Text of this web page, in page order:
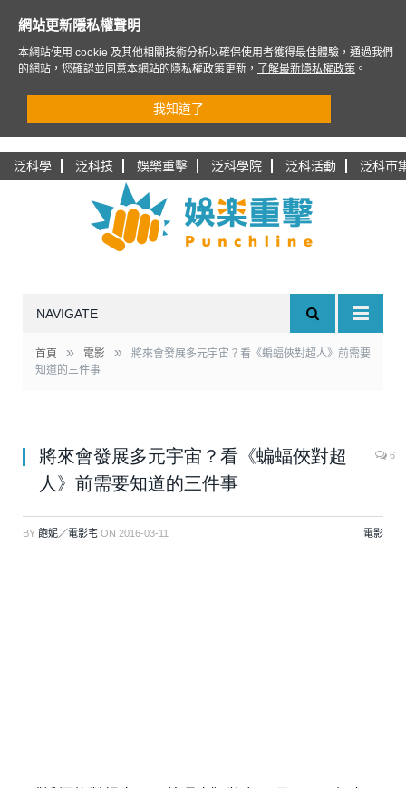
泛科學 泛科技 娛樂重擊 泛科學院 泛科活動 泛科市
NAVIGATE
首頁 » 電影 »
將來會發展多元宇宙？看《蝙蝠俠對超人》前需要
知道的三件事
將來會發展多元宇宙？看《蝙蝠俠對超
人》前需要知道的三件事
6
BY 飽妮／電影宅 ON 2016-03-11 電影
網站更新隱私權聲明
本網站使用 cookie 及其他相關技術分析以確保使用者獲得最佳體驗，通過我們
的網站，您確認並同意本網站的隱私權政策更新，
了解最新隱私權政策 。
我知道了